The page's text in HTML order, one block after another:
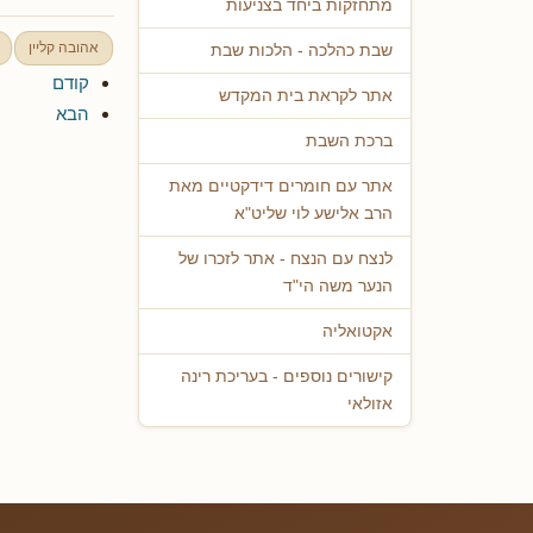
מתחזקות ביחד בצניעות
שבת כהלכה - הלכות שבת
אתר לקראת בית המקדש
ברכת השבת
אתר עם חומרים דידקטיים מאת
הרב אלישע לוי שליט"א
לנצח עם הנצח - אתר לזכרו של
הנער משה הי"ד
אקטואליה
קישורים נוספים - בעריכת רינה
אזולאי
אהובה קליין
קודם
הבא